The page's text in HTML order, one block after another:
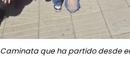
Caminata que ha partido desde